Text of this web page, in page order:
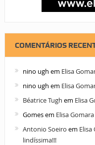
COMENTÁRIOS
nino ugh em Elisa
nino ugh em Elisa
Béatrice Tugh em Elisa
Gomesem Elisa
Antonio Soeiro em Elisa
lindíssima!!!